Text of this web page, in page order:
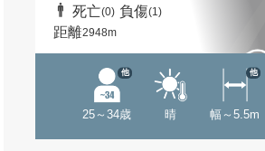
死亡(0) 負傷(1)
距離2948m
25～34歳
他
晴 幅～5.5m
他